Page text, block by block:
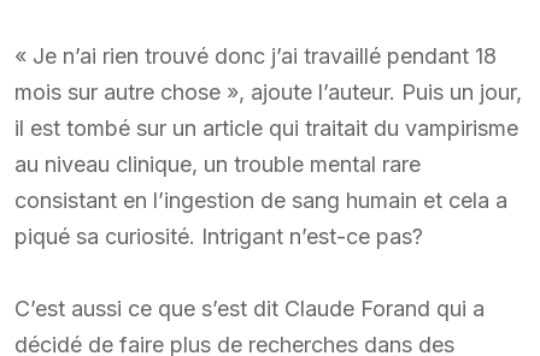
« Je n’ai rien trouvé donc j’ai travaillé pendant 18
mois sur autre chose », ajoute l’auteur. Puis un jour,
il est tombé sur un article qui traitait du vampirisme
au niveau clinique, un trouble mental rare
consistant en l’ingestion de sang humain et cela a
piqué sa curiosité. Intrigant n’est-ce pas?
C’est aussi ce que s’est dit Claude Forand qui a
décidé de faire plus de recherches dans des